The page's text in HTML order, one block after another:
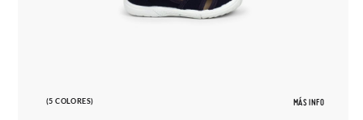
(5 COLORES) MÁS INFO